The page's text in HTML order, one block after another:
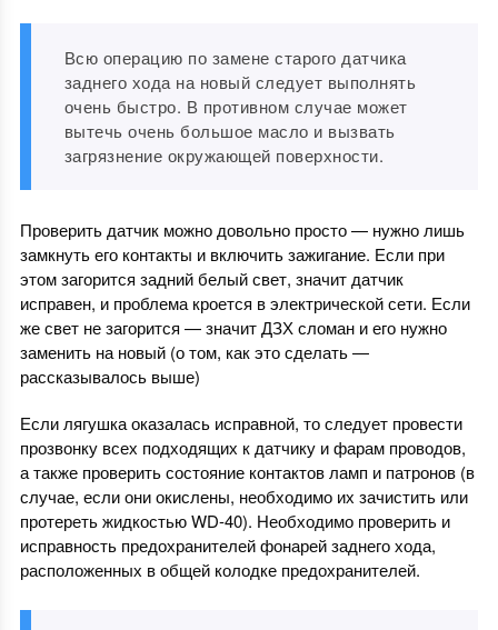
Всю операцию по замене старого датчика
заднего хода на новый следует выполнять
очень быстро. В противном случае может
вытечь очень большое масло и вызвать
загрязнение окружающей поверхности.
Проверить датчик можно довольно просто — нужно лишь
замкнуть его контакты и включить зажигание. Если при
этом загорится задний белый свет, значит датчик
исправен, и проблема кроется в электрической сети. Если
же свет не загорится — значит ДЗХ сломан и его нужно
заменить на новый (о том, как это сделать —
рассказывалось выше)
Если лягушка оказалась исправной, то следует провести
прозвонку всех подходящих к датчику и фарам проводов,
а также проверить состояние контактов ламп и патронов (в
случае, если они окислены, необходимо их зачистить или
протереть жидкостью WD-40). Необходимо проверить и
исправность предохранителей фонарей заднего хода,
расположенных в общей колодке предохранителей.